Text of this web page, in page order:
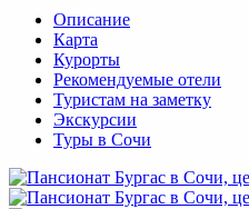
Описание
Карта
Курорты
Рекомендуемые отели
Туристам на заметку
Экскурсии
Туры в Сочи